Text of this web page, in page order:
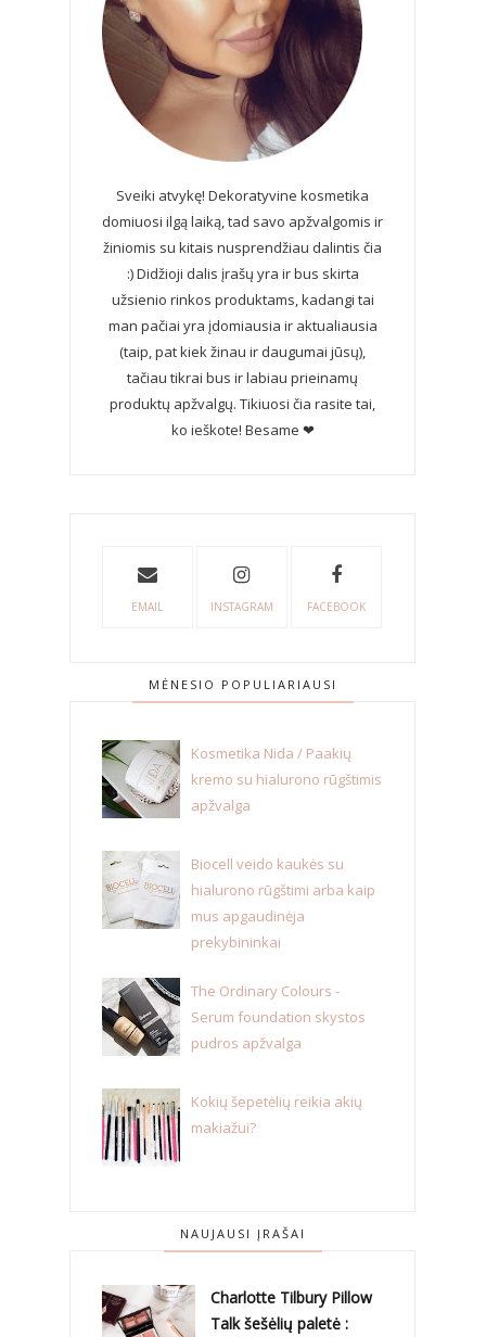
Sveiki atvykę! Dekoratyvine kosmetika
domiuosi ilgą laiką, tad savo apžvalgomis ir
žiniomis su kitais nusprendžiau dalintis čia
:) Didžioji dalis įrašų yra ir bus skirta
užsienio rinkos produktams, kadangi tai
man pačiai yra įdomiausia ir aktualiausia
(taip, pat kiek žinau ir daugumai jūsų),
tačiau tikrai bus ir labiau prieinamų
produktų apžvalgų. Tikiuosi čia rasite tai,
ko ieškote! Besame ❤
EMAIL INSTAGRAM FACEBOOK
MĖNESIO POPULIARIAUSI
Kosmetika Nida / Paakių
kremo su hialurono rūgštimis
apžvalga
Biocell veido kaukės su
hialurono rūgštimi arba kaip
mus apgaudinėja
prekybininkai
The Ordinary Colours -
Serum foundation skystos
pudros apžvalga
Kokių šepetėlių reikia akių
makiažui?
NAUJAUSI ĮRAŠAI
Charlotte Tilbury Pillow
Talk šešėlių paletė :